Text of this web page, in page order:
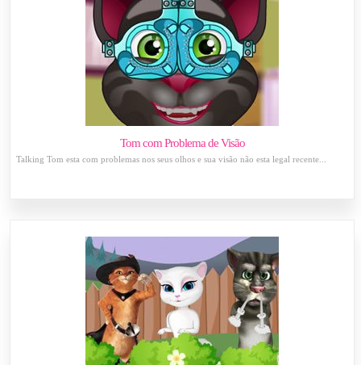
Tom com Problema de Visão
Talking Tom esta com problemas nos seus olhos e sua visão não esta legal recente...